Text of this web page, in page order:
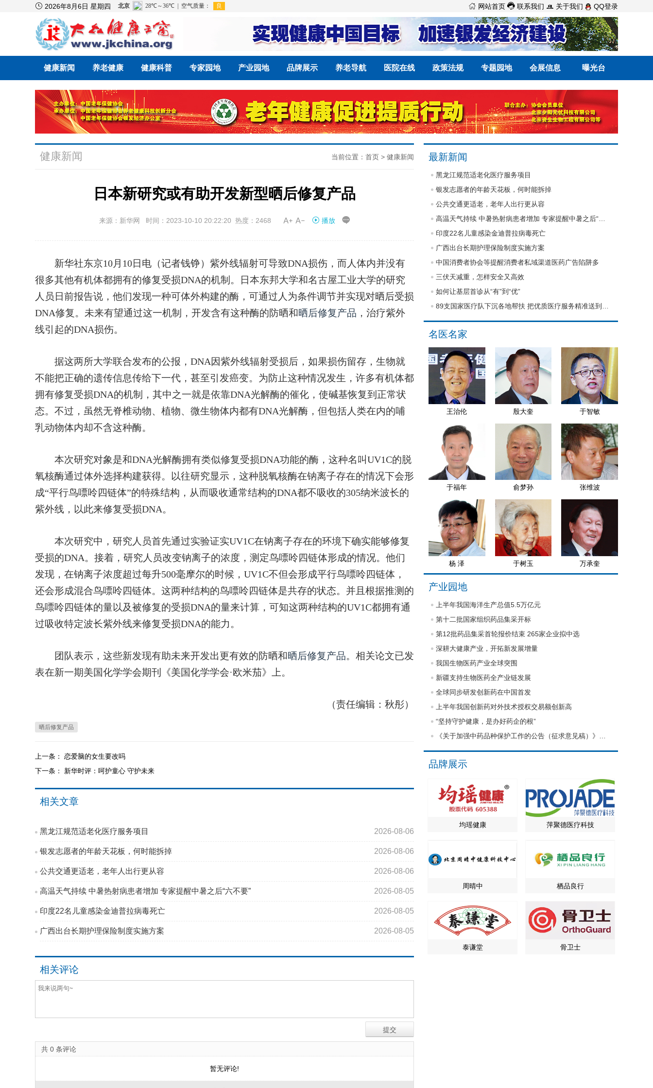
 2026年8月6日 星期四  网站首页  联系我们  关于我们 QQ登录
健康新闻 养老健康 健康科普 专家园地 产业园地 品牌展示 养老导航 医院在线 政策法规 专题园地 会展信息 曝光台
健康新闻 当前位置： 首页 > 健康新闻
日本新研究或有助开发新型晒后修复产品
来源：新华网 时间：2023-10-10 20:22:20 热度：2468  播放 
新华社东京10月10日电（记者钱铮）紫外线辐射可导致DNA损伤，而人体内并没有
很多其他有机体都拥有的修复受损DNA的机制。日本东邦大学和名古屋工业大学的研究
人员日前报告说，他们发现一种可体外构建的酶，可通过人为条件调节并实现对晒后受损
DNA修复。未来有望通过这一机制，开发含有这种酶的防晒和晒后修复产品 ，治疗紫外
线引起的DNA损伤。
据这两所大学联合发布的公报，DNA因紫外线辐射受损后，如果损伤留存，生物就
不能把正确的遗传信息传给下一代，甚至引发癌变。为防止这种情况发生，许多有机体都
拥有修复受损DNA的机制，其中之一就是依靠DNA光解酶的催化，使碱基恢复到正常状
态。不过，虽然无脊椎动物、植物、微生物体内都有DNA光解酶，但包括人类在内的哺
乳动物体内却不含这种酶。
本次研究对象是和DNA光解酶拥有类似修复受损DNA功能的酶，这种名叫UV1C的脱
氧核酶通过体外选择构建获得。以往研究显示，这种脱氧核酶在钠离子存在的情况下会形
成“平行鸟嘌呤四链体”的特殊结构，从而吸收通常结构的DNA都不吸收的305纳米波长的
紫外线，以此来修复受损DNA。
本次研究中，研究人员首先通过实验证实UV1C在钠离子存在的环境下确实能够修复
受损的DNA。接着，研究人员改变钠离子的浓度，测定鸟嘌呤四链体形成的情况。他们
发现，在钠离子浓度超过每升500毫摩尔的时候，UV1C不但会形成平行鸟嘌呤四链体，
还会形成混合鸟嘌呤四链体。这两种结构的鸟嘌呤四链体是共存的状态。并且根据推测的
鸟嘌呤四链体的量以及被修复的受损DNA的量来计算，可知这两种结构的UV1C都拥有通
过吸收特定波长紫外线来修复受损DNA的能力。
团队表示，这些新发现有助未来开发出更有效的防晒和晒后修复产品。相关论文已发
表在新一期美国化学学会期刊《美国化学学会·欧米茄》上。
（责任编辑：秋彤）
晒后修复产品
上一条： 恋爱脑的女生要改吗
下一条： 新华时评：呵护童心 守护未来
相关文章
黑龙江规范适老化医疗服务项目 2026-08-06
银发志愿者的年龄天花板，何时能拆掉 2026-08-06
公共交通更适老，老年人出行更从容 2026-08-06
高温天气持续 中暑热射病患者增加 专家提醒中暑之后“六不要” 2026-08-05
印度22名儿童感染金迪普拉病毒死亡 2026-08-05
广西出台长期护理保险制度实施方案 2026-08-05
相关评论
共 0 条评论
暂无评论!
最新新闻
黑龙江规范适老化医疗服务项目
银发志愿者的年龄天花板，何时能拆掉
公共交通更适老，老年人出行更从容
印度22名儿童感染金迪普拉病毒死亡
广西出台长期护理保险制度实施方案
中国消费者协会等提醒消费者私域渠道医药广告陷阱多
三伏天减重，怎样安全又高效
如何让基层首诊从“有”到“优”
名医名家
王治伦 殷大奎 于智敏
于福年 俞梦孙 张维波
杨 泽 于树玉 万承奎
产业园地
上半年我国海洋生产总值5.5万亿元
第十二批国家组织药品集采开标
第12批药品集采首轮报价结束 265家企业拟中选
深耕大健康产业，开拓新发展增量
我国生物医药产业全球突围
新疆支持生物医药全产业链发展
全球同步研发创新药在中国首发
上半年我国创新药对外技术授权交易额创新高
“坚持守护健康，是办好药企的根”
品牌展示
均瑶健康 萍聚德医疗科技
周晴中 栖品良行
泰谦堂 骨卫士